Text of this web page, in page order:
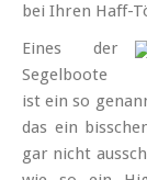
bei Ihren Haff-
Eines der
Segel­boote
ist ein so
das ein
gar nicht